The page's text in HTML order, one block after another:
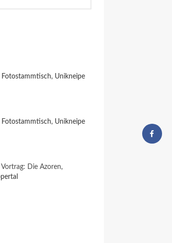
Unikneipe
Unikneipe
Vortrag: Die Azoren,